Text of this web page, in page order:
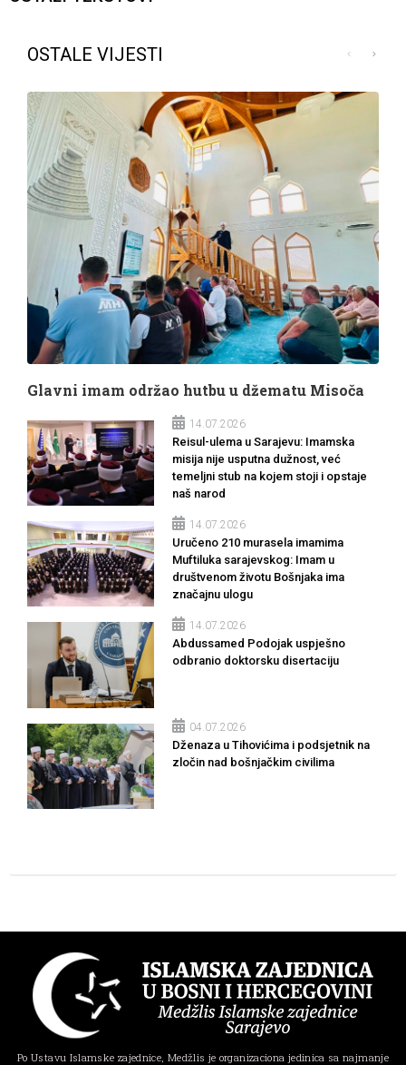
OSTALE VIJESTI
Glavni imam održao hutbu u džematu Misoča
14.07.2026
Reisul-ulema u Sarajevu: Imamska
misija nije usputna dužnost, već
temeljni stub na kojem stoji i opstaje
naš narod
14.07.2026
Uručeno 210 murasela imamima
Muftiluka sarajevskog: Imam u
društvenom životu Bošnjaka ima
značajnu ulogu
14.07.2026
Abdussamed Podojak uspješno
odbranio doktorsku disertaciju
04.07.2026
Dženaza u Tihovićima i podsjetnik na
zločin nad bošnjačkim civilima
Po Ustavu Islamske zajednice, Medžlis je organizaciona jedinica sa najmanje